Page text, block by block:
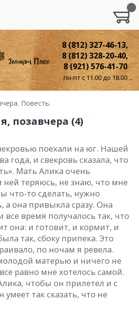
8 (812) 327-46-13,
8 (812) 328-20-40,
8 (921) 576-41-70
пн-пт с 11.00 до 18.00
Повесть.
позавчера (4)
поехали на юг. Нашей
года, и свекровь сказала, что
Мать Алика очень
ней теряюсь, не знаю, что мне
что-то сделать, нужно
а она привыкла сразу. Она
время получалось так, что
она: и готовит, и кормит, и
так, сбоку припека. Это
по ночам я ревела.
матерью и ничего не
равно мне хотелось самой.
чтобы он прилетел и с
так сказать, что не